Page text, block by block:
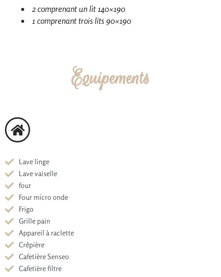
2 comprenant un lit 140×190
1 comprenant trois lits 90×190
Equipements
Lave linge
Lave vaiselle
four
Four micro onde
Frigo
Grille pain
Appareil à raclette
Crêpière
Cafetière Senseo
Cafetière filtre